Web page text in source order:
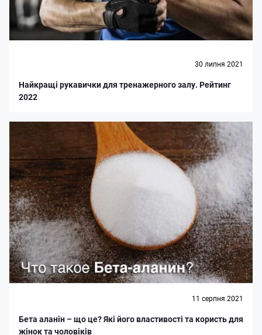
30 липня 2021
Найкращі рукавички для тренажерного залу. Рейтинг
2022
11 серпня 2021
Бета аланін – що це? Які його властивості та користь для
жінок та чоловіків